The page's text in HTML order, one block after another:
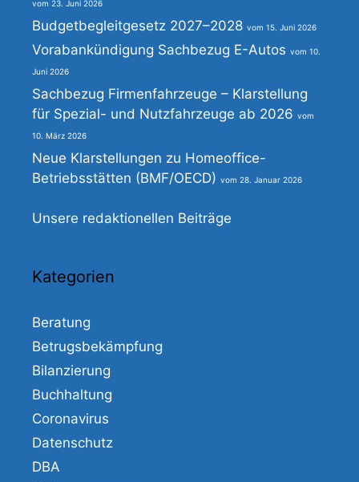
23. Juni 2026
Budgetbegleitgesetz 2027–2028 15. Juni 2026
Vorabankündigung Sachbezug E-Autos 10.
Juni 2026
Sachbezug Firmenfahrzeuge – Klarstellung
für Spezial- und Nutzfahrzeuge ab 2026
10. März 2026
Neue Klarstellungen zu Homeoffice-
Betriebsstätten (BMF/OECD)
28. Januar 2026
Unsere redaktionellen Beiträge
Kategorien
Beratung
Betrugsbekämpfung
Bilanzierung
Buchhaltung
Coronavirus
Datenschutz
DBA